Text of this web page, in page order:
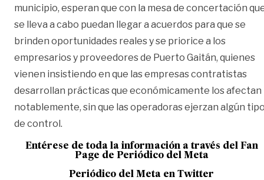
municipio, esperan que con la mesa de concertación
se lleva a cabo puedan llegar a acuerdos para que se
brinden oportunidades reales y se priorice a los
empresarios y proveedores de Puerto Gaitán, quienes
vienen insistiendo en que las empresas contratistas
desarrollan prácticas que económicamente los afectan
notablemente, sin que las operadoras ejerzan algún
de control.
Entérese de toda la información a través del Fan
Page de Periódico del Meta
Periódico del Meta en Twitter